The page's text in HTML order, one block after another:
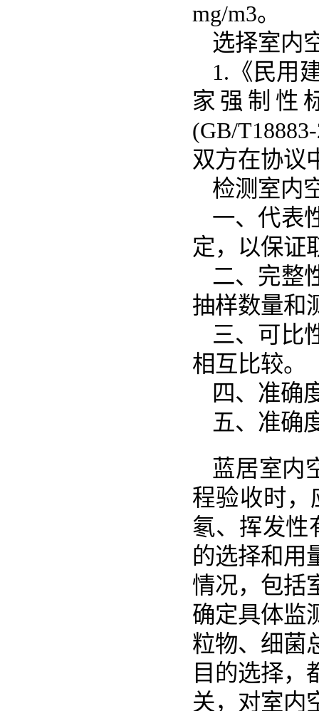
mg/m3。
选择室内
1.《民用
家强制性
(GB/
双方在协议
检测室内
一、代表
定，以保证
二、完整
抽样数量和
三、可比
相互比较。
四、准确
五、准确
蓝居室内
程验收时，
氡、挥发性
的选择和用
情况，包括
确定具体监
粒物、细菌
目的选择，
关，对室内